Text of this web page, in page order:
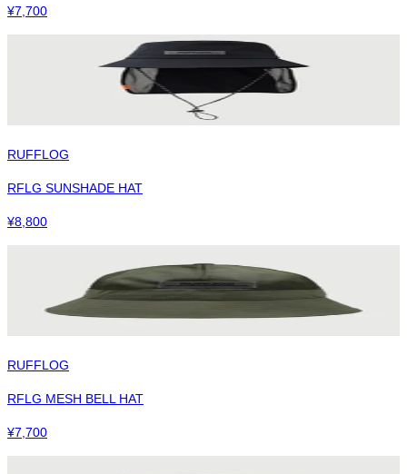
¥7,700
RUFFLOG
RFLG SUNSHADE HAT
¥8,800
RUFFLOG
RFLG MESH BELL HAT
¥7,700